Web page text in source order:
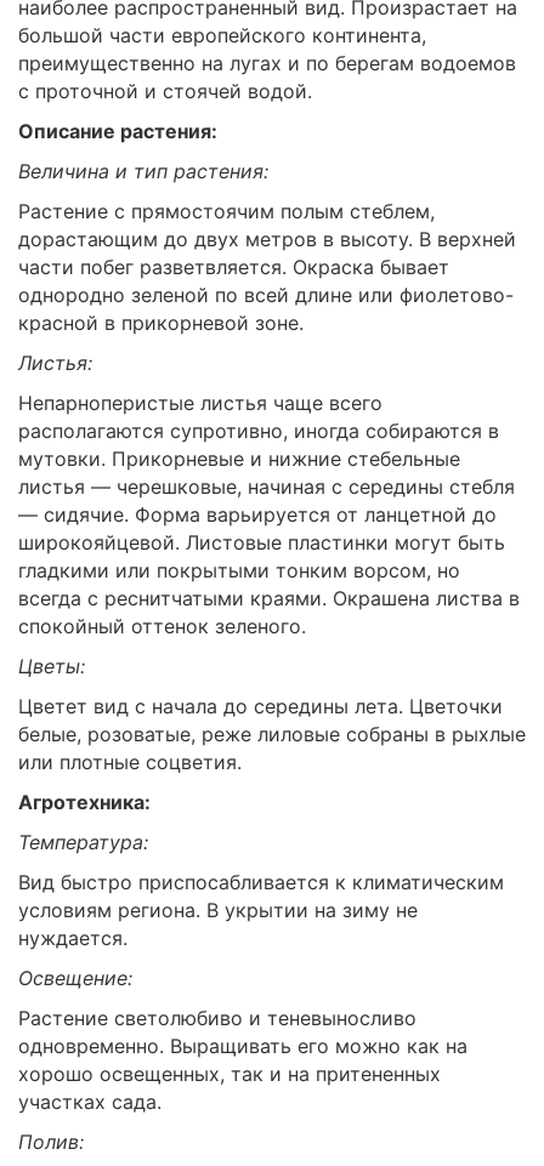
наиболее распространенный вид. Произрастает на
большой части европейского континента,
преимущественно на лугах и по берегам водоемов
с проточной и стоячей водой.
Описание растения:
Величина и тип растения:
Растение с прямостоячим полым стеблем,
дорастающим до двух метров в высоту. В верхней
части побег разветвляется. Окраска бывает
однородно зеленой по всей длине или фиолетово-
красной в прикорневой зоне.
Листья:
Непарноперистые листья чаще всего
располагаются супротивно, иногда собираются в
мутовки. Прикорневые и нижние стебельные
листья — черешковые, начиная с середины стебля
— сидячие. Форма варьируется от ланцетной до
широкояйцевой. Листовые пластинки могут быть
гладкими или покрытыми тонким ворсом, но
всегда с реснитчатыми краями. Окрашена листва в
спокойный оттенок зеленого.
Цветы:
Цветет вид с начала до середины лета. Цветочки
белые, розоватые, реже лиловые собраны в рыхлые
или плотные соцветия.
Агротехника:
Температура:
Вид быстро приспосабливается к климатическим
условиям региона. В укрытии на зиму не
нуждается.
Освещение:
Растение светолюбиво и теневыносливо
одновременно. Выращивать его можно как на
хорошо освещенных, так и на притененных
участках сада.
Полив: